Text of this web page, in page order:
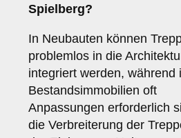
Spielberg?
In Neubauten können
problemlos in die
integriert werden, während
Bestandsimmobilien oft
Anpassungen erforderlich
die Verbreiterung der